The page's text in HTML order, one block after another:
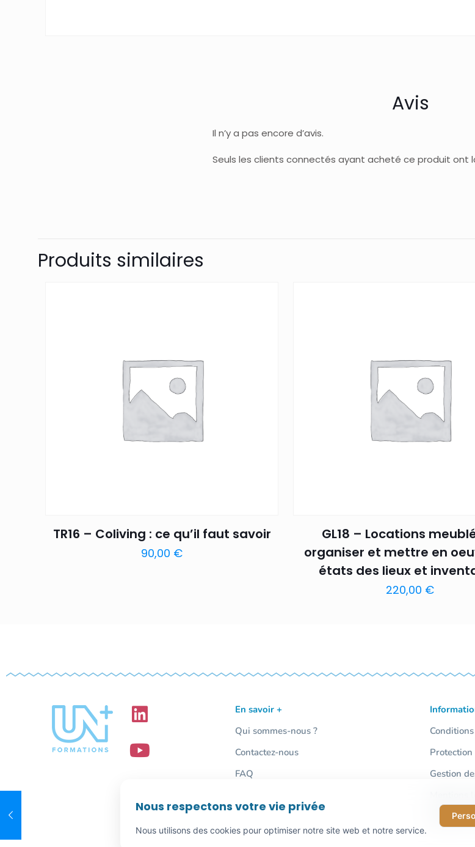
Avis
Il n’y a pas encore d’avis.
Seuls les clients connectés ayant acheté ce produit ont
Produits similaires
TR16 – Coliving : ce qu’il faut savoir
90,00 €
GL18 – Locations
organiser et mettre en
états des lieux et
220,00 €
En savoir +
Qui sommes-nous ?
Contactez-nous
FAQ
Gestion
Nous respectons votre vie privée
Nous utilisons des cookies pour optimiser notre site web et notre service.